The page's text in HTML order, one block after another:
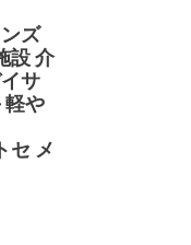
ズ
設 介
サ
軽や
セ メ